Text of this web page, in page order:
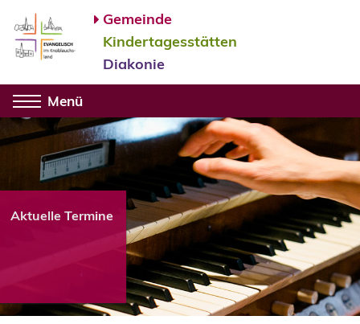
Gemeinde
Kindertagesstätten
Diakonie
Menü
Aktuelle Termine